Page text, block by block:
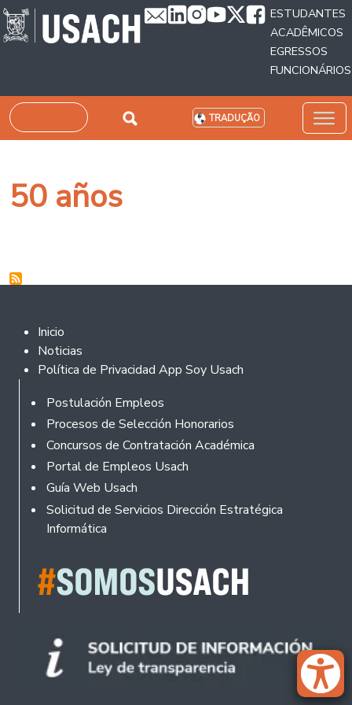
Passar para o conteúdo principal
ESTUDANTES
ACADÊMICOS
EGRESSOS
FUNCIONÁRIOS
Pesquisar TRADUÇÃO
50 años
Footer 2
Inicio
Noticias
Política de Privacidad App Soy Usach
Rodapé
Postulación Empleos
Procesos de Selección Honorarios
Concursos de Contratación Académica
Portal de Empleos Usach
Guía Web Usach
Solicitud de Servicios Dirección Estratégica
Informática